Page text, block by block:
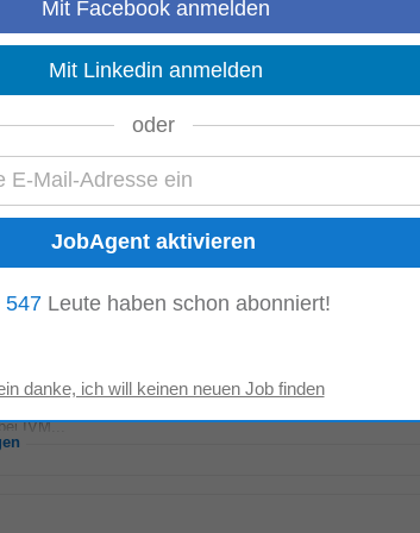
Cloud Foundation (VCF)
Cloud-Plattformen...
und unterstützt bei technischen
eine reibungslose...
im
IVM...
Mit Facebook anmelden
Mit Linkedin anmelden
oder
547 Leute haben schon abonniert!